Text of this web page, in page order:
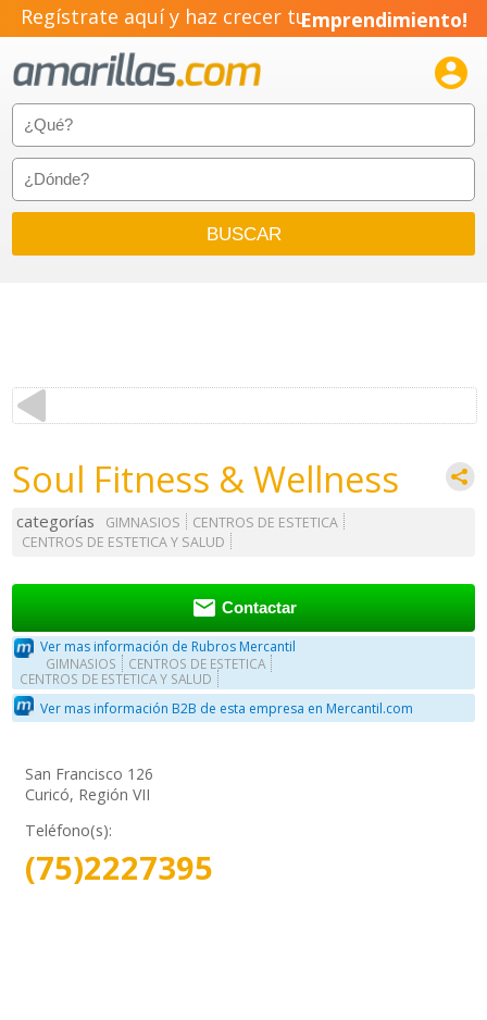
Regístrate aquí y haz crecer tuEmprendimiento!

Soul Fitness & Wellness
categorías GIMNASIOS
CENTROS DE ESTETICA
CENTROS DE ESTETICA Y SALUD
 Contactar
Ver mas información de Rubros Mercantil
GIMNASIOS
CENTROS DE ESTETICA
CENTROS DE ESTETICA Y SALUD
Ver mas información B2B de esta empresa en Mercantil.com
San Francisco 126
Curicó, Región VII
Teléfono(s):
(75)2227395